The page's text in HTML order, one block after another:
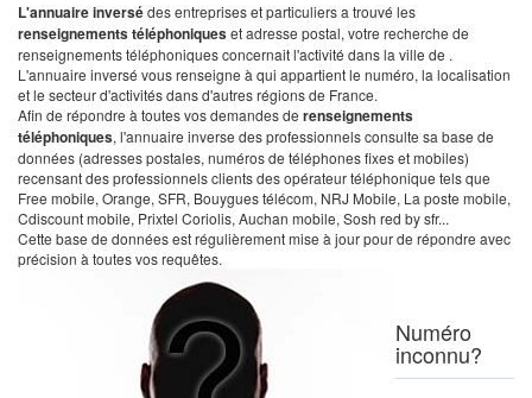
L'annuaire inversédes entreprises et particuliers a trouvé les
renseignements téléphoniqueset adresse postal, votre recherche de
renseignements téléphoniques concernait l'activité dans la ville de .
L'annuaire inversé vous renseigne à qui appartient le numéro, la localisation
et le secteur d'activités dans d'autres régions de France.
Afin de répondre à toutes vos demandes de renseignements
téléphoniques, l'annuaire inverse des professionnels consulte sa base de
données (adresses postales, numéros de téléphones fixes et mobiles)
recensant des professionnels clients des opérateur téléphonique tels que
Free mobile, Orange, SFR, Bouygues télécom, NRJ Mobile, La poste mobile,
Cdiscount mobile, Prixtel Coriolis, Auchan mobile, Sosh red by sfr...
Cette base de données est régulièrement mise à jour pour de répondre avec
précision à toutes vos requêtes.
Numéro
inconnu?